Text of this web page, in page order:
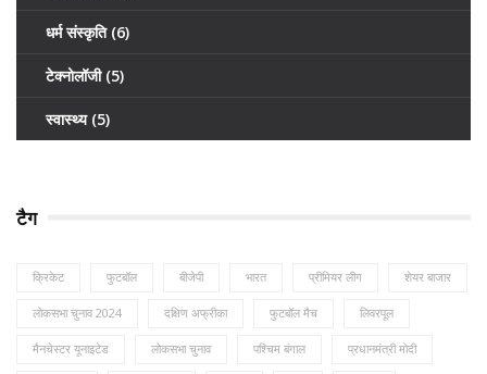
धर्म संस्कृति (6)
टेक्नोलॉजी (5)
स्वास्थ्य (5)
टैग
क्रिकेट फुटबॉल बीजेपी भारत प्रीमियर लीग शेयर बाजार
लोकसभा चुनाव 2024 दक्षिण अफ्रीका फुटबॉल मैच लिवरपूल
मैनचेस्टर यूनाइटेड लोकसभा चुनाव पश्चिम बंगाल प्रधानमंत्री मोदी